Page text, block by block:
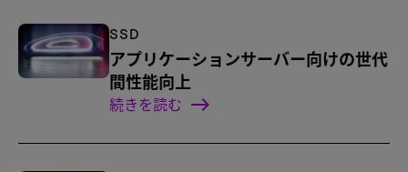
SSD
アプリケーションサーバー向けの世代
間性能向上
続きを読む